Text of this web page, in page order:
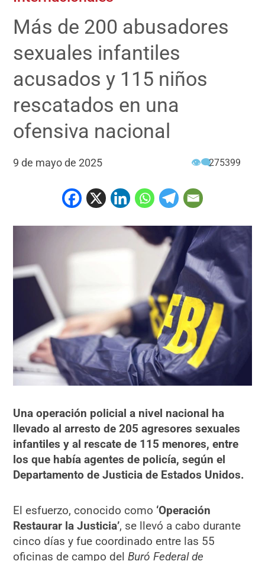
Más de 200 abusadores
sexuales infantiles
acusados y 115 niños
rescatados en una
ofensiva nacional
9 de mayo de 2025 👁‍🗨275399
Una operación policial a nivel nacional ha
llevado al arresto de 205 agresores sexuales
infantiles y al rescate de 115 menores, entre
los que había agentes de policía, según el
Departamento de Justicia de Estados Unidos.
El esfuerzo, conocido como ‘Operación
Restaurar la Justicia’, se llevó a cabo durante
cinco días y fue coordinado entre las 55
oficinas de campo delBuró Federal de